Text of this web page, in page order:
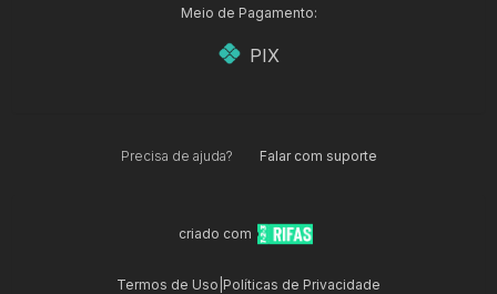
Meio de Pagamento:
PIX
Precisa de ajuda? Falar com suporte
criado com
Termos de Uso Políticas de Privacidade